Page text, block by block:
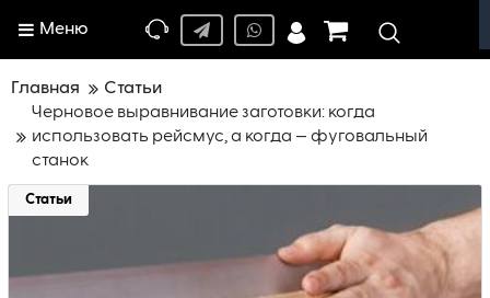
Меню
Главная
Статьи
Черновое выравнивание заготовки: когда
использовать рейсмус, а когда — фyговальный
станок
Статьи